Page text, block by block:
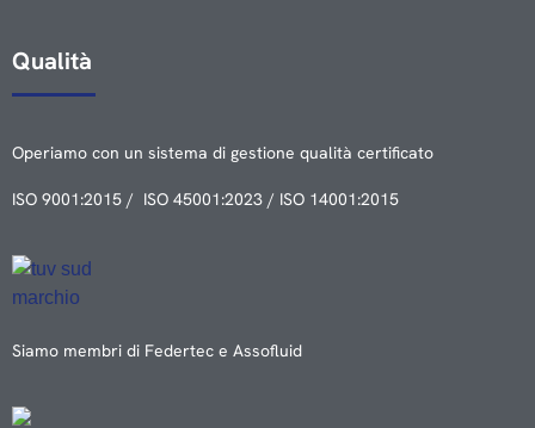
Qualità
Operiamo con un sistema di gestione qualità certificato
ISO 9001:2015 / ISO 45001:2023 / ISO 14001:2015
Siamo membri di Federtec e Assofluid